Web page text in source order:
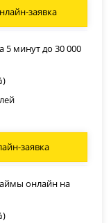
заявка
5 минут до 30 000
заявка
онлайн на